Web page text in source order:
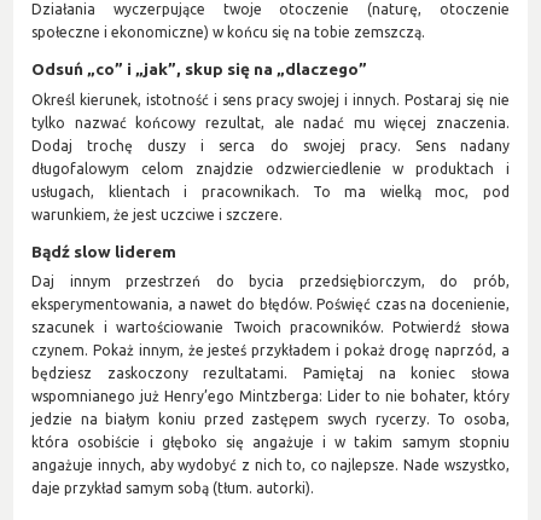
Działania wyczerpujące twoje otoczenie (naturę, otoczenie
społeczne i ekonomiczne) w końcu się na tobie zemszczą.
Odsuń „co” i „jak”, skup się na „dlaczego”
Określ kierunek, istotność i sens pracy swojej i innych. Postaraj się nie
tylko nazwać końcowy rezultat, ale nadać mu więcej znaczenia.
Dodaj trochę duszy i serca do swojej pracy. Sens nadany
długofalowym celom znajdzie odzwierciedlenie w produktach i
usługach, klientach i pracownikach. To ma wielką moc, pod
warunkiem, że jest uczciwe i szczere.
Bądź slow liderem
Daj innym przestrzeń do bycia przedsiębiorczym, do prób,
eksperymentowania, a nawet do błędów. Poświęć czas na docenienie,
szacunek i wartościowanie Twoich pracowników. Potwierdź słowa
czynem. Pokaż innym, że jesteś przykładem i pokaż drogę naprzód, a
będziesz zaskoczony rezultatami. Pamiętaj na koniec słowa
wspomnianego już Henry’ego Mintzberga: Lider to nie bohater, który
jedzie na białym koniu przed zastępem swych rycerzy. To osoba,
która osobiście i głęboko się angażuje i w takim samym stopniu
angażuje innych, aby wydobyć z nich to, co najlepsze. Nade wszystko,
daje przykład samym sobą (tłum. autorki).